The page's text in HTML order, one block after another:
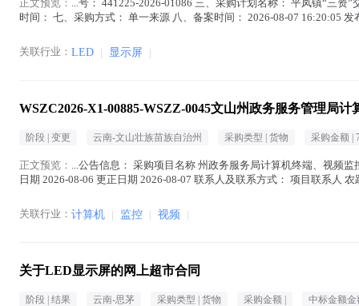
正文预览： ...号： 441225-2026-01086 三、采购计划名称： 平凤镇“三资”
时间： 七、采购方式： 单一来源 八、备案时间： 2026-08-07 16:20:05
关联行业： LED | 显示屏 |
WSZC2026-X1-00885-WSZZ-0045文山州政务服务管理局
阶段 | 变更 云南-文山壮族苗族自治州 采购类型 | 货物 采购金额 |
正文预览： ...公告信息： 采购项目名称 州政务服务局计算机终端、视频监
日期 2026-08-06 更正日期 2026-08-07 联系人及联系方式： 项目联系人
关联行业： 计算机 | 监控 | 视频 |
关于LED显示屏的网上超市合同
阶段 | 结果 云南-思茅 采购类型 | 货物 采购金额 | 中标金额